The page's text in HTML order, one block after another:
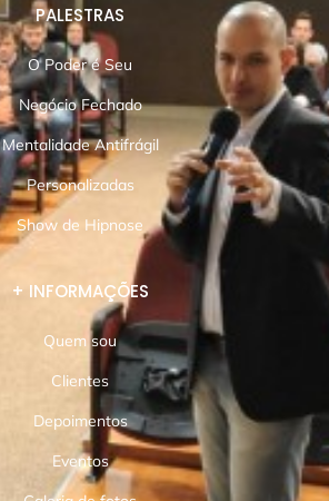
PALESTRAS
O Poder é Seu
Negócio Fechado
Mentalidade Antifrágil
Personalizadas
Show de Hipnose
+ INFORMAÇÕES
Quem sou
Clientes
Depoimentos
Eventos